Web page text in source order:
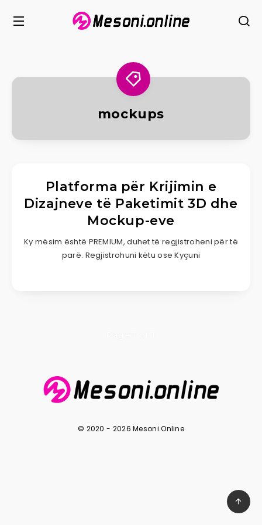
mockups
Platforma për Krijimin e
Dizajneve të Paketimit 3D dhe
Mockup-eve
Ky mësim është PREMIUM, duhet të regjistroheni për të
parë. Regjistrohuni këtu ose Kyçuni
© 2020 - 2026 Mesoni.Online